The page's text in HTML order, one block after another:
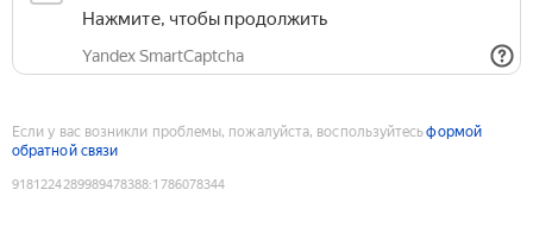
Нажмите, чтобы продолжить
Yandex SmartCaptcha
Если у вас возникли проблемы, пожалуйста, воспользуйтесьформой
обратной связи
9181224289989478388:1786078344